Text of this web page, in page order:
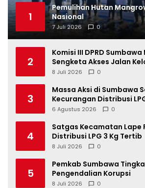
1
Pemulihan Hutan
Nasional
7 Juli 2026 0
2
Komisi III DPRD
Sengketa Akses Jalan
Dua
8 Juli 2026 0
3
Massa Aksi di Sumbawa
Kecurangan Distribusi
Pangkalan Fiktif
6 Agustus 2026 0
4
Satgas Kecamatan Lape
Distribusi LPG 3 Kg Tertib
8 Juli 2026 0
5
Pemkab Sumbawa
Pengendalian Korupsi
8 Juli 2026 0